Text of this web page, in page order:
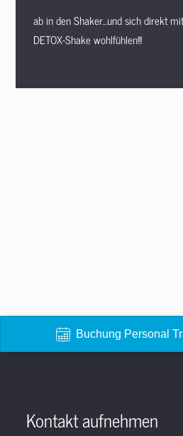
ab in den Shaker…und sich direkt
DETOX-Shake wohlfühlen!!!
Kontakt aufnehmen
Buchung Personal